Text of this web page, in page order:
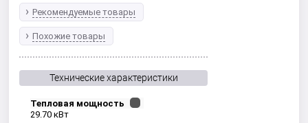
Рекомендуемые товары
Похожие товары
Технические характеристики
Тепловая мощность
29.70 кВт